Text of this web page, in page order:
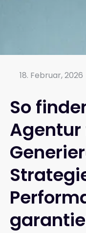
18. Februar, 2026
So
Agentur